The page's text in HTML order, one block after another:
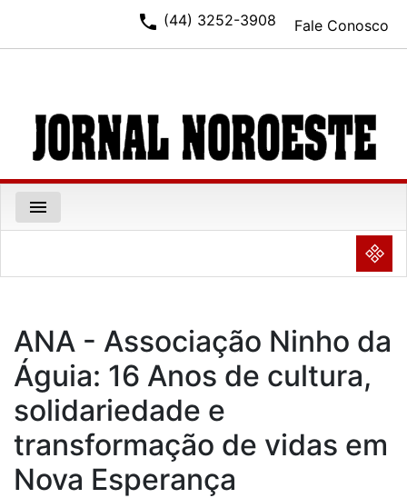
Fale Conosco
phone (44) 3252-3908
menu
NULL
ANA - Associação Ninho da
Águia: 16 Anos de cultura,
solidariedade e
transformação de vidas em
Nova Esperança